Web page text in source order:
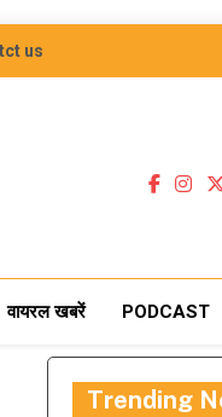
us
वायरल खबरें PODCAST
Trending